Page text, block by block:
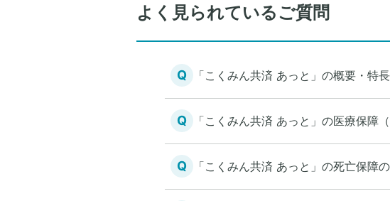
よく見られているご質問
Q 「こくみん共済 あっと」の概要・特
Q 「こくみん共済 あっと」の医療保障
Q 「こくみん共済 あっと」の死亡保障